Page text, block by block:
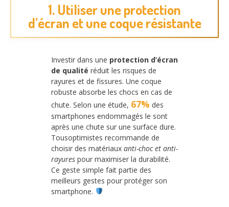
1. Utiliser une protection
d’écran et une coque résistante
Investir dans une protection d’écran
de qualité réduit les risques de
rayures et de fissures. Une coque
robuste absorbe les chocs en cas de
chute. Selon une étude, 67% des
smartphones endommagés le sont
après une chute sur une surface dure.
Tousoptimistes recommande de
choisir des matériaux anti-choc et anti-
rayures pour maximiser la durabilité.
Ce geste simple fait partie des
meilleurs gestes pour protéger son
smartphone.